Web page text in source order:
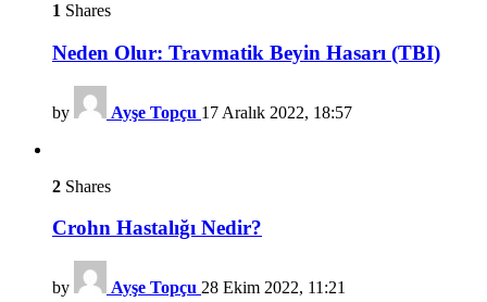
1 Shares
Neden Olur: Travmatik Beyin Hasarı (TBI)
by Ayşe Topçu 17 Aralık 2022, 18:57
2 Shares
Crohn Hastalığı Nedir?
by Ayşe Topçu 28 Ekim 2022, 11:21